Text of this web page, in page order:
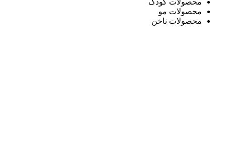
محصولات کودک
محصولات مو
محصولات ناخن